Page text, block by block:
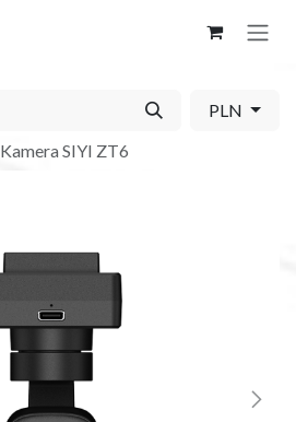
PLN
Kamera SIYI ZT6